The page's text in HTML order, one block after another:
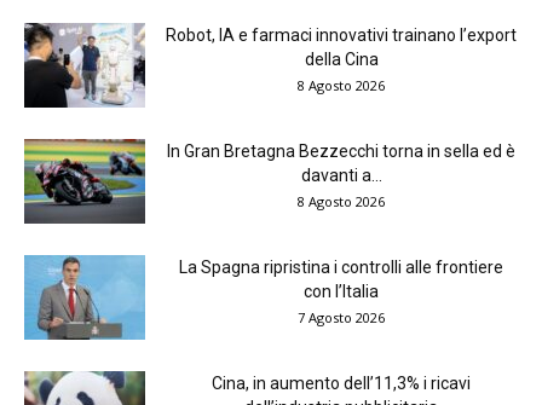
Robot, IA e farmaci innovativi trainano l’export
della Cina
8 Agosto 2026
In Gran Bretagna Bezzecchi torna in sella ed è
davanti a...
8 Agosto 2026
La Spagna ripristina i controlli alle frontiere
con l’Italia
7 Agosto 2026
Cina, in aumento dell’11,3% i ricavi